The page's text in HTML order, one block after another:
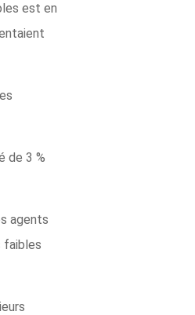
est en
de 3 %
agents
faibles